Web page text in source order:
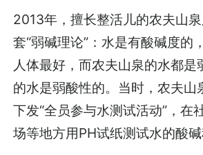
2013年，擅长整活儿的农夫山
套“弱碱理论”：水是有酸碱度的
人体最好，而农夫山泉的水都是
的水是弱酸性的。当时，农夫山
下发“全员参与水测试活动”，在
场等地方用PH试纸测试水的酸碱